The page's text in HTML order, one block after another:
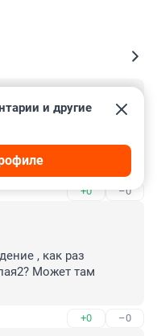
не должна была
очередная
+0 –0
и другие
, как раз
Может там
+0 –0